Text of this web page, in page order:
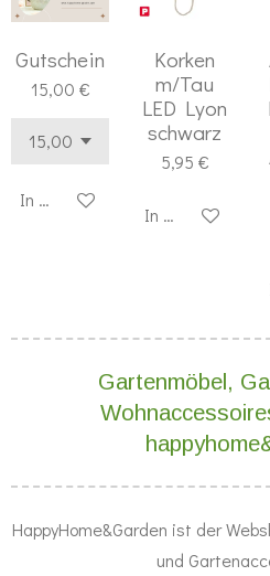
Gutschein
15,00 €
In den Warenkorb
Korken
m/Tau
LED Lyon
schwarz
5,95 €
In den Warenkorb
Gartenmöbel,
HappyHome&Garden ist der
und